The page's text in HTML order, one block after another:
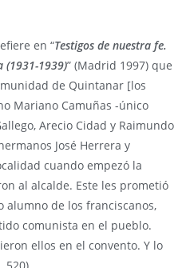
en “Testigos de nuestra fe.
(1931-1939)” (Madrid 1997) que
de Quintanar [los
Mariano Camuñas -único
Arecio Cidad y Raimundo
José Herrera y
cuando empezó la
al alcalde. Este les prometió
alumno de los franciscanos,
comunista en el pueblo.
ellos en el convento. Y lo